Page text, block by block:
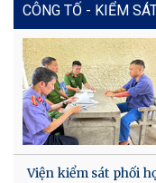
CÔNG TỐ - KIỂM
Viện kiểm sát phối